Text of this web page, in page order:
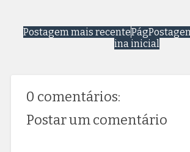
Postagem mais recentePág
ina inicial
0 comentários:
Postar um comentário